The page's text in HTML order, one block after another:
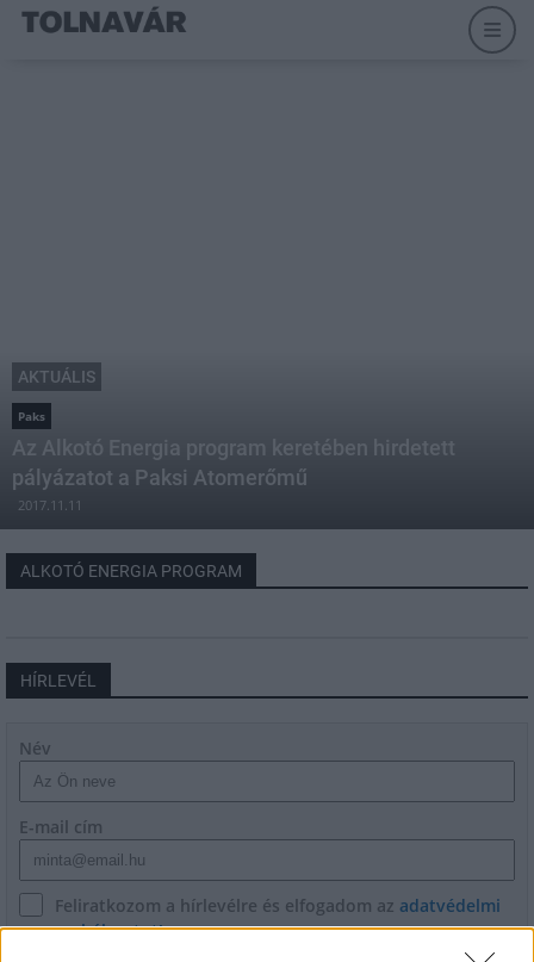
AKTUÁLIS
Paks
Az Alkotó Energia program keretében hirdetett
pályázatot a Paksi Atomerőmű
2017.11.11
ALKOTÓ ENERGIA PROGRAM
HÍRLEVÉL
Név
E-mail cím
Feliratkozom a hírlevélre és elfogadom az adatvédelmi
szabályzatot!